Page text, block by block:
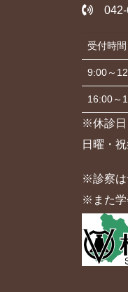
受付時間
9:00～
16:00～
※休診日
日曜・
※診察は
※また学